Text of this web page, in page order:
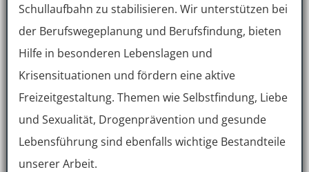
Schullaufbahn zu stabilisieren. Wir unterstützen bei
der Berufswegeplanung und Berufsfindung, bieten
Hilfe in besonderen Lebenslagen und
Krisensituationen und fördern eine aktive
Freizeitgestaltung. Themen wie Selbstfindung, Liebe
und Sexualität, Drogenprävention und gesunde
Lebensführung sind ebenfalls wichtige Bestandteile
unserer Arbeit.